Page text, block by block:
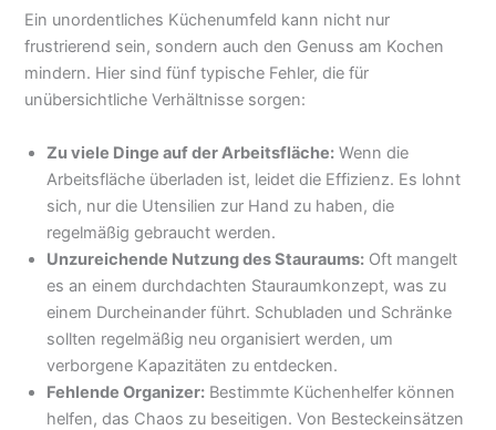
Ein unordentliches Küchenumfeld kann nicht nur
frustrierend sein, sondern auch den Genuss am Kochen
mindern. Hier sind fünf typische Fehler, die für
unübersichtliche Verhältnisse sorgen:
Zu viele Dinge auf der Arbeitsfläche: Wenn die
Arbeitsfläche überladen ist, leidet die Effizienz. Es lohnt
sich, nur die Utensilien zur Hand zu haben, die
regelmäßig gebraucht werden.
Unzureichende Nutzung des Stauraums: Oft mangelt
es an einem durchdachten Stauraumkonzept, was zu
einem Durcheinander führt. Schubladen und Schränke
sollten regelmäßig neu organisiert werden, um
verborgene Kapazitäten zu entdecken.
Fehlende Organizer: Bestimmte Küchenhelfer können
helfen, das Chaos zu beseitigen. Von Besteckeinsätzen